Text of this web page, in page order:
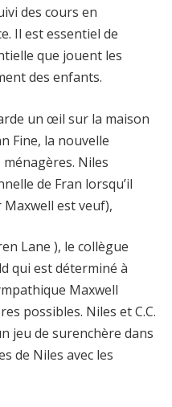
des cours en
Il est essentiel de
que jouent les
des enfants.
un œil sur la maison
Fine, la nouvelle
ménagères. Niles
de Fran lorsqu’il
Maxwell est veuf),
Lane ), le collègue
qui est déterminé à
Maxwell
possibles. Niles et C.C.
jeu de surenchère dans
de Niles avec les